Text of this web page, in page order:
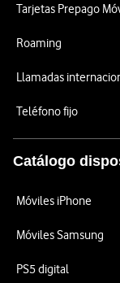
Tarjetas Prepago
Roaming
Llamadas
Teléfono fijo
Catálogo
Móviles iPhone
Móviles Samsung
PS5 digital